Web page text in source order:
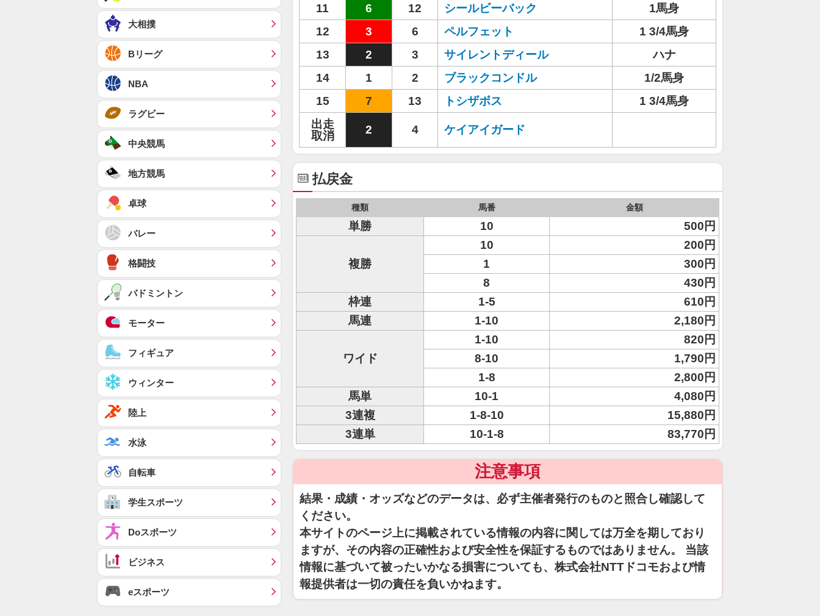
11
6 12 シールビーバック
1馬身
12
3 6 ペルフェット
1 3/4馬身
13
2 3 サイレントディール
ハナ
14
1 2 ブラックコンドル
1/2馬身
15
7 13 トシザボス
1 3/4馬身
出走
取消
2 4 ケイアイガード
払戻金
種類 馬番 金額
単勝 10 500円
複勝
10
200円
1
300円
8
430円
枠連
1-5
610円
馬連
1-10 2,180円
ワイド
1-10
820円
8-10
1,790円
1-8
2,800円
馬単
10-1
4,080円
3連複
1-8-10
15,880円
3連単
10-1-8 83,770円
注意事項
結果・成績・オッズなどのデータは、必ず主催者発行のものと照合し確認して
ください。
本サイトのページ上に掲載されている情報の内容に関しては万全を期しており
ますが、その内容の正確性および安全性を保証するものではありません。 当該
情報に基づいて被ったいかなる損害についても、株式会社NTTドコモおよび情
報提供者は一切の責任を負いかねます。
大相撲
Bリーグ
NBA
ラグビー
中央競馬
地方競馬
卓球
バレー
格闘技
バドミントン
モーター
フィギュア
ウィンター
陸上
水泳
自転車
学生スポーツ
Doスポーツ
ビジネス
eスポーツ